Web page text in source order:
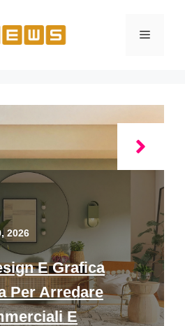
Menu
2026
E Grafica
Per Arredare
E